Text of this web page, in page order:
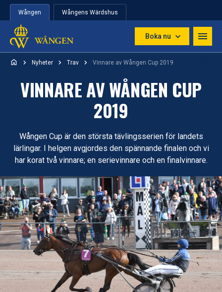
Hoppa till innehåll
Wången Wångens Wärdshus
Boka nu
Nyheter Trav Vinnare av Wången Cup 2019
VINNARE AV WÅNGEN CUP
2019
Wången Cup är den största tävlingsserien för landets
lärlingar. I helgen avgjordes den spännande finalen och vi
har korat två vinnare; en serievinnare och en finalvinnare.